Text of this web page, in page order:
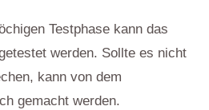
Testphase kann das
werden. Sollte es nicht
kann von dem
gemacht werden.